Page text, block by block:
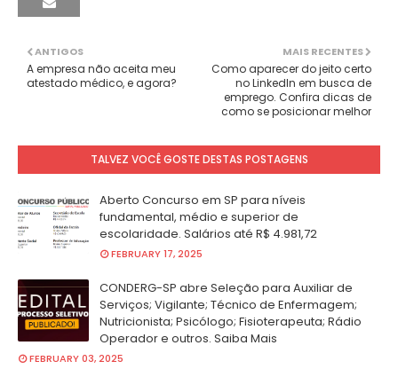
MAIS RECENTES
Como aparecer do jeito certo
no LinkedIn em busca de
emprego. Confira dicas de
como se posicionar melhor
ANTIGOS
A empresa não aceita meu
atestado médico, e agora?
TALVEZ VOCÊ GOSTE DESTAS POSTAGENS
Aberto Concurso em SP para níveis
fundamental, médio e superior de
escolaridade. Salários até R$ 4.981,72
FEBRUARY 17, 2025
CONDERG-SP abre Seleção para Auxiliar de
Serviços; Vigilante; Técnico de Enfermagem;
Nutricionista; Psicólogo; Fisioterapeuta; Rádio
Operador e outros. Saiba Mais
FEBRUARY 03, 2025